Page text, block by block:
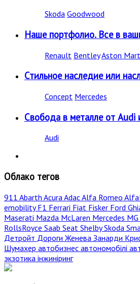
Skoda Goodwood
Наше портфолио. Все в
Renault BentleyAston
Стильное наследие или
Concept Mercedes
Свобода в металле от Audi
Audi
Облако тегов
911 Abarth Acura AdacAlfa Romeo
emobilityF1 Ferrari Fiat Fisker Ford
Maserati Mazda McLaren Mercedes MG
RollsRoyce Saab Seat ShelbySkoda
Детройт Дороги Женева Занарди
Шумахер автобизнес автономобілі
экзотика інжиніринг